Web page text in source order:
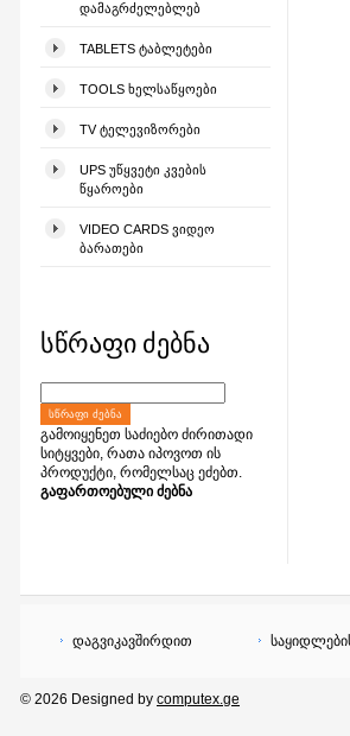
ᲓᲐᲛᲐᲒᲠᲫᲔᲚᲔᲑᲚᲔᲑ
TABLETS ᲢᲐᲑᲚᲔᲢᲔᲑᲘ
TOOLS ᲮᲔᲚᲡᲐᲬᲧᲝᲔᲑᲘ
TV ᲢᲔᲚᲔᲕᲘᲖᲝᲠᲔᲑᲘ
UPS ᲣᲬᲧᲕᲔᲢᲘ ᲙᲕᲔᲑᲘᲡ
ᲬᲧᲐᲠᲝᲔᲑᲘ
VIDEO CARDS ᲕᲘᲓᲔᲝ
ᲑᲐᲠᲐᲗᲔᲑᲘ
სწრაფი ძებნა
ᲡᲬᲠᲐᲤᲘ ᲫᲔᲑᲜᲐ
გამოიყენეთ საძიებო ძირითადი
სიტყვები, რათა იპოვოთ ის
პროდუქტი, რომელსაც ეძებთ.
გაფართოებული ძებნა
დაგვიკავშირდით
© 2026 Designed by computex.ge